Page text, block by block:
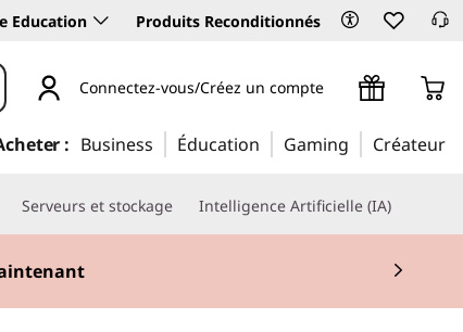
Education Produits Reconditionnés
Connectez-vous/Créez un compte
: Business Éducation Gaming Créateur
Serveurs et stockage Intelligence Artificielle (IA)